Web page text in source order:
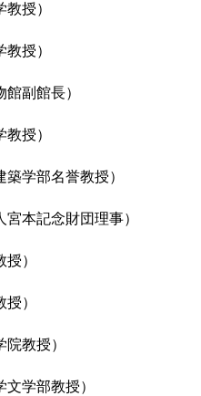
教授）
教授）
館副館長）
教授）
築学部名誉教授）
宮本記念財団理事）
授）
授）
院教授）
文学部教授）